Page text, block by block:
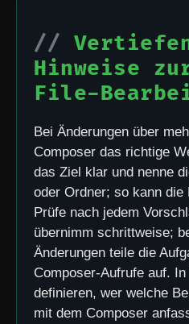
Hinweise
File-
Bei Änderungen über
Composer das richtige
das Ziel klar und nenne
oder Ordner; so kann die
Prüfe nach jedem
übernimm schrittweise;
Änderungen teile die
Composer-Aufrufe auf.
definieren, wer welche
mit dem Composer